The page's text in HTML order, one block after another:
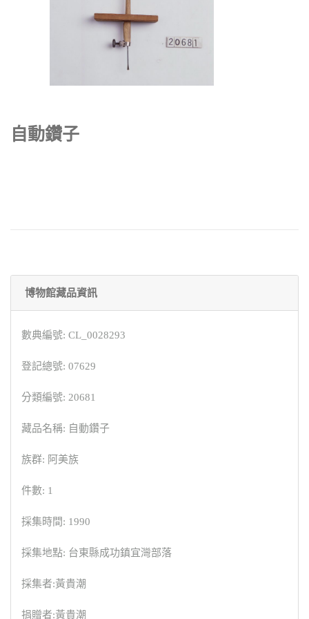
自動鑽子
博物館藏品資訊
數典編號: CL_0028293
登記總號: 07629
分類編號: 20681
藏品名稱: 自動鑽子
族群: 阿美族
件數: 1
採集時間: 1990
採集地點: 台東縣成功鎮宜灣部落
採集者:黃貴潮
捐贈者:黃貴潮